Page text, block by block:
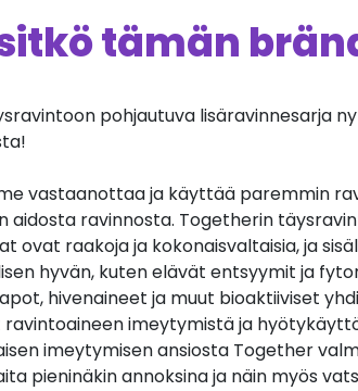
tämän
pohjautuva lisäravinnesarja
vastaanottaa ja käyttää paremmin
aidosta ravinnosta. Togetherin
ovat raakoja ja kokonaisvaltaisia, ja
hyvän, kuten elävät entsyymit ja
hivenaineet ja muut bioaktiiviset
imeytymistä ja
imeytymisen ansiosta Together
pieninäkin annoksina ja näin myös